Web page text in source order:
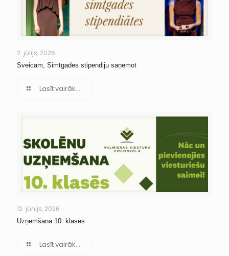
2. jūlijs, 2026
Sveicam, Simtgades stipendiju saņemot
Lasīt vairāk...
12. jūnijs, 2026
Uzņemšana 10. klasēs
Lasīt vairāk...